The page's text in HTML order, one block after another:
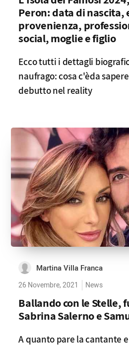
Peron: data di nascita,
provenienza,
social, moglie e figlio
Ecco tutti i dettagli
naufrago: cosa c'èda
debutto nel reality
Martina Villa Franca
26 Novembre, 2021 News
Ballando con le Stelle,
Sabrina Salerno e
A quanto pare la cantante